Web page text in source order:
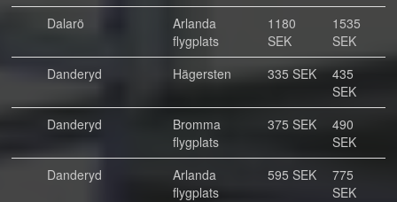
Dalarö
Arlanda
flygplats
1180
SEK
1535
SEK
Danderyd
Hägersten 335 SEK
435
SEK
Danderyd
Bromma
flygplats
375 SEK
490
SEK
Danderyd
Arlanda
flygplats
595 SEK
775
SEK